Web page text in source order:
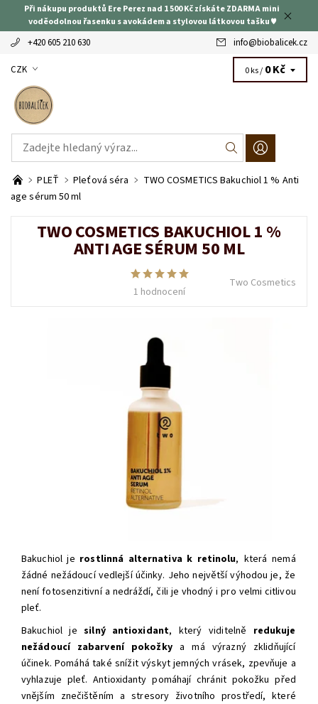
Při nákupu produktů Ere Perez nad 1 500 Kč získáte ZDARMA mini
voděodolnou řasenku s avokádem a stylovou látkovou tašku ♥
+420 605 210 630 info@biobalicek.cz
CZK 0 ks / 0 Kč
PLEŤ Pleťová séra
TWO COSMETICS Bakuchiol 1 % Anti
age sérum 50 ml
TWO COSMETICS BAKUCHIOL 1 %
ANTI AGE SÉRUM 50 ML
1 hodnocení
Two Cosmetics
Bakuchiol je rostlinná alternativa k retinolu, která nemá
žádné nežádoucí vedlejší účinky. Jeho největší výhodou je, že
není fotosenzitivní a nedráždí, čili je vhodný i pro velmi citlivou
pleť.
Bakuchiol jesilný antioxidant, který viditelně redukuje
nežádoucí zabarvení pokožkya má výrazný zklidňující
účinek. Pomáhá také snížit výskyt jemných vrásek, zpevňuje a
vyhlazuje pleť. Antioxidanty pomáhají chránit pokožku před
vnějším znečištěním a stresory životního prostředí, které